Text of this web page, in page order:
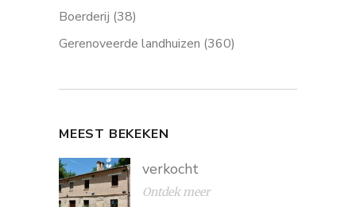
Boerderij (38)
Gerenoveerde landhuizen (360)
MEEST BEKEKEN
verkocht
Ontdek meer